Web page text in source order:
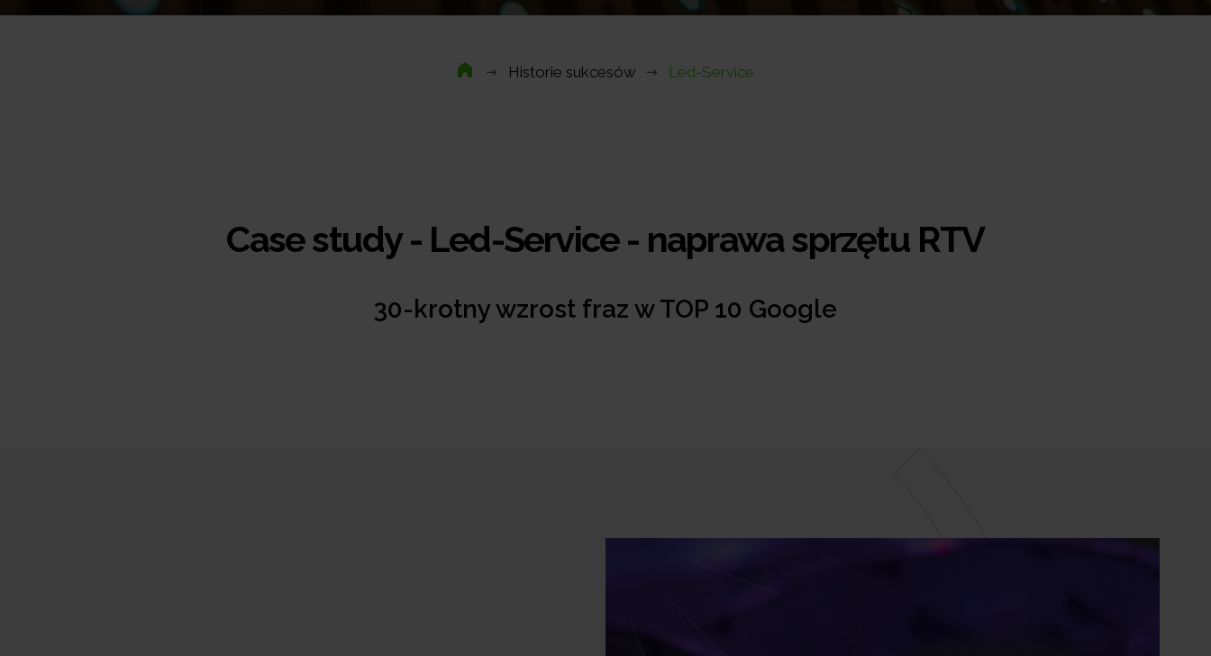
Historie sukcesów Led-Service
Case study - Led-Service - naprawa sprzętu RTV
30-krotny wzrost fraz w TOP 10 Google